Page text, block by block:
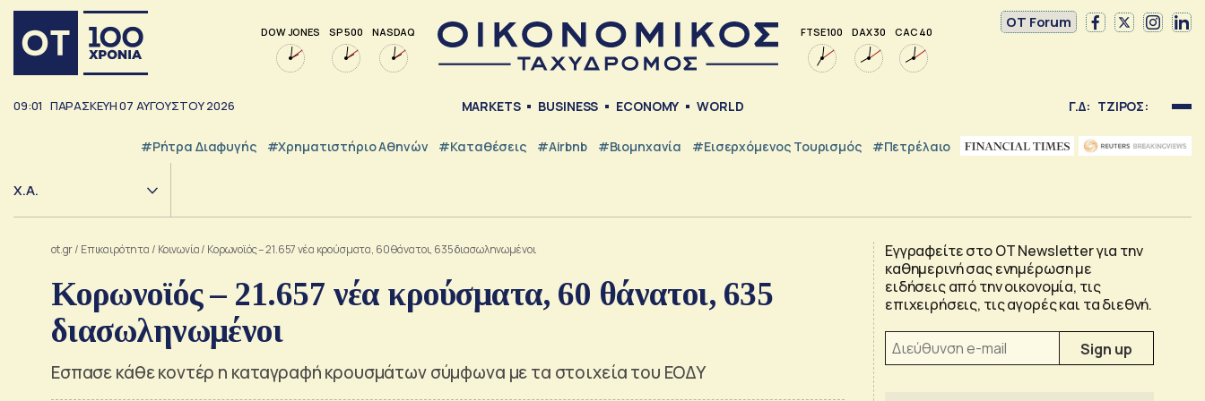
DOW JONES SP 500 NASDAQ FTSE 100 DAX 30 CAC 40
OT Forum
09:01 ΠΑΡΑΣΚΕΥΗ07 ΑΥΓΟΥΣΤΟΥ2026 MARKETS BUSINESS ECONOMY WORLD Γ.Δ: ΤΖΙΡΟΣ:
#ρήτρα Διαφυγής #Χρηματιστήριο Αθηνών #Καταθέσεις #Airbnb #Βιομηχανία #εισερχόμενος Τουρισμός #Πετρέλαιο
Χ.Α.
ot.gr/ Επικαιρότητα / Κοινωνία/ Κορωνοϊός – 21.657 νέα κρούσματα, 60 θάνατοι, 635 διασωληνωμένοι
Κορωνοϊός – 21.657 νέα κρούσματα, 60 θάνατοι, 635
διασωληνωμένοι
Εσπασε κάθε κοντέρ η καταγραφή κρουσμάτων σύμφωνα με τα στοιχεία του ΕΟΔΥ
Εγγραφείτε στο OT Newsletter για την
καθημερινή σας ενημέρωση με
ειδήσεις από την οικονομία, τις
επιχειρήσεις, τις αγορές και τα διεθνή.